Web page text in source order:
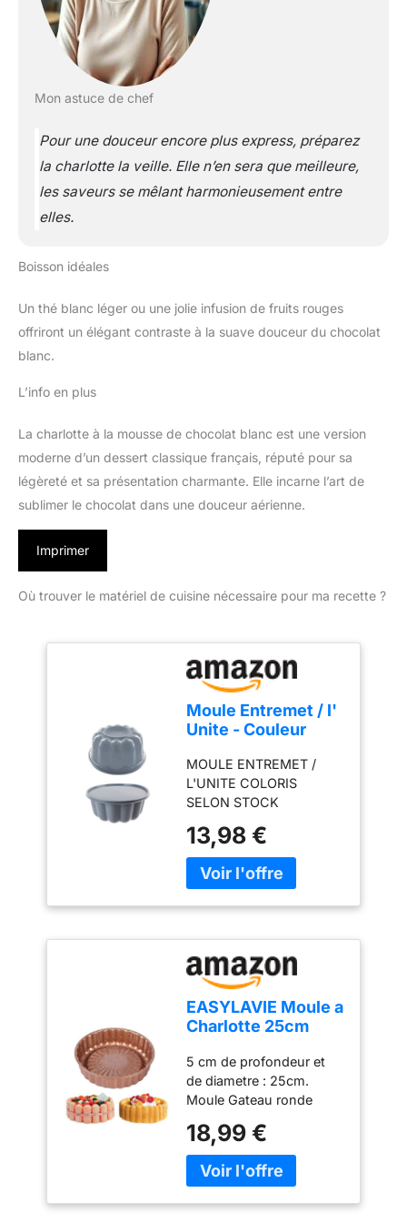
Mon astuce de chef
Pour une douceur encore plus express, préparez
la charlotte la veille. Elle n’en sera que meilleure,
les saveurs se mêlant harmonieusement entre
elles.
Boisson idéales
Un thé blanc léger ou une jolie infusion de fruits rouges
offriront un élégant contraste à la suave douceur du chocolat
blanc.
L’info en plus
La charlotte à la mousse de chocolat blanc est une version
moderne d’un dessert classique français, réputé pour sa
légèreté et sa présentation charmante. Elle incarne l’art de
sublimer le chocolat dans une douceur aérienne.
Imprimer
Où trouver le matériel de cuisine nécessaire pour ma recette ?
Moule Entremet / l'
Unite - Couleur
MOULE ENTREMET /
L'UNITE COLORIS
SELON STOCK
13,98 €
EASYLAVIE Moule a
Charlotte 25cm
Brioches 10 pouce
Savarin Terre Cuite
Moule à Gâteau
Rond - en
Aluminium
5 cm de profondeur et
de diametre : 25cm.
Moule Gateau ronde
à Tarte aux Fruits
Renversée Moule à bord
droit, d'une seule pièce
18,99 €